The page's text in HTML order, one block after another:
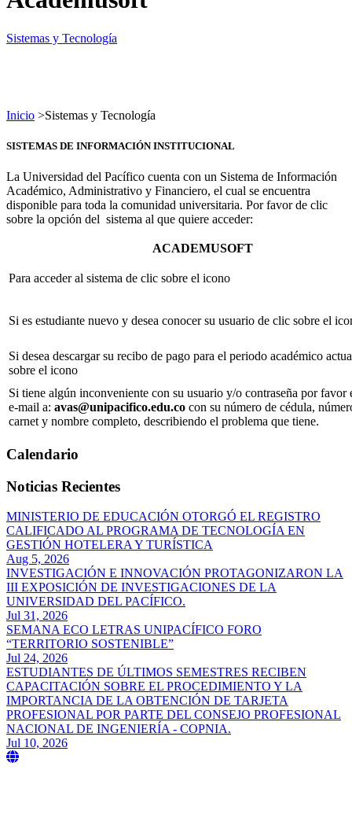
Sistemas y Tecnología
Inicio >Sistemas y Tecnología
SISTEMAS DE INFORMACIÓN INSTITUCIONAL
La Universidad del Pacífico cuenta con un Sistema de Información
Académico, Administrativo y Financiero, el cual se encuentra
disponible para toda la comunidad universitaria. Por favor de clic
sobre la opción del sistema al que quiere acceder:
ACADEMUSOFT
Para acceder al sistema de clic sobre el icono
Si es estudiante nuevo y desea conocer su usuario de clic sobre el
Si desea descargar su recibo de pago para el periodo académico
sobre el icono
Si tiene algún inconveniente con su usuario y/o contraseña por favor
e-mail a: avas@unipacifico.edu.co con su número de cédula,
carnet y nombre completo, describiendo el problema que tiene.
Calendario
Noticias Recientes
MINISTERIO DE EDUCACIÓN OTORGÓ EL REGISTRO
CALIFICADO AL PROGRAMA DE TECNOLOGÍA EN
GESTIÓN HOTELERA Y TURÍSTICA
Aug 5, 2026
INVESTIGACIÓN E INNOVACIÓN PROTAGONIZARON LA
III EXPOSICIÓN DE INVESTIGACIONES DE LA
UNIVERSIDAD DEL PACÍFICO.
Jul 31, 2026
SEMANA ECO LETRAS UNIPACÍFICO FORO
“TERRITORIO SOSTENIBLE”
Jul 24, 2026
ESTUDIANTES DE ÚLTIMOS SEMESTRES RECIBEN
CAPACITACIÓN SOBRE EL PROCEDIMIENTO Y LA
IMPORTANCIA DE LA OBTENCIÓN DE TARJETA
PROFESIONAL POR PARTE DEL CONSEJO PROFESIONAL
NACIONAL DE INGENIERÍA - COPNIA.
Jul 10, 2026